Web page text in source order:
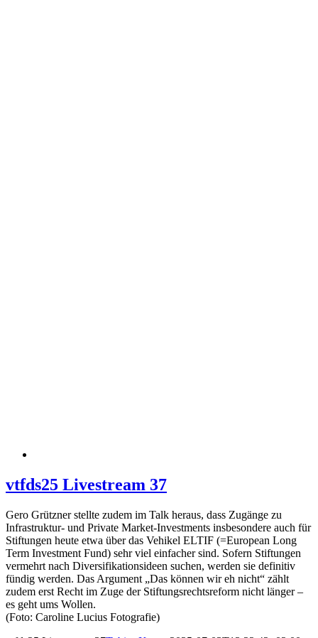
vtfds25 Livestream 37
Gero Grützner stellte zudem im Talk heraus, dass Zugänge zu
Infrastruktur- und Private Market-Investments insbesondere auch für
Stiftungen heute etwa über das Vehikel ELTIF (=European Long
Term Investment Fund) sehr viel einfacher sind. Sofern Stiftungen
vermehrt nach Diversifikationsideen suchen, werden sie definitiv
fündig werden. Das Argument „Das können wir eh nicht“ zählt
zudem erst Recht im Zuge der Stiftungsrechtsreform nicht länger –
es geht ums Wollen.
(Foto: Caroline Lucius Fotografie)